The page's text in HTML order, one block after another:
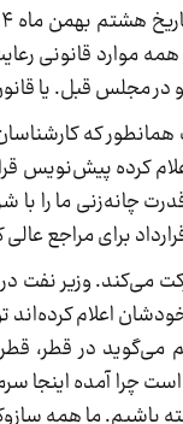
همه موارد قانونی
مجلس قبل. یا قانون
که
کرده پیش‌نویس
چانه‌زنی ما را با
برای مراجع
می‌کند. وزیر
در قطر،
چرا آمده اینجا
باشیم. ما همه